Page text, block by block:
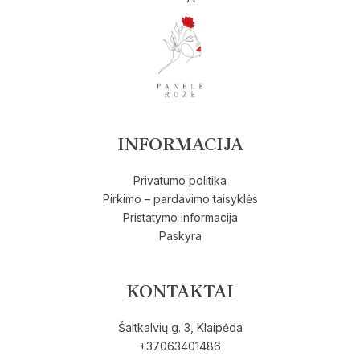
INFORMACIJA
Privatumo politika
Pirkimo – pardavimo taisyklės
Pristatymo informacija
Paskyra
KONTAKTAI
Šaltkalvių g. 3, Klaipėda
+37063401486